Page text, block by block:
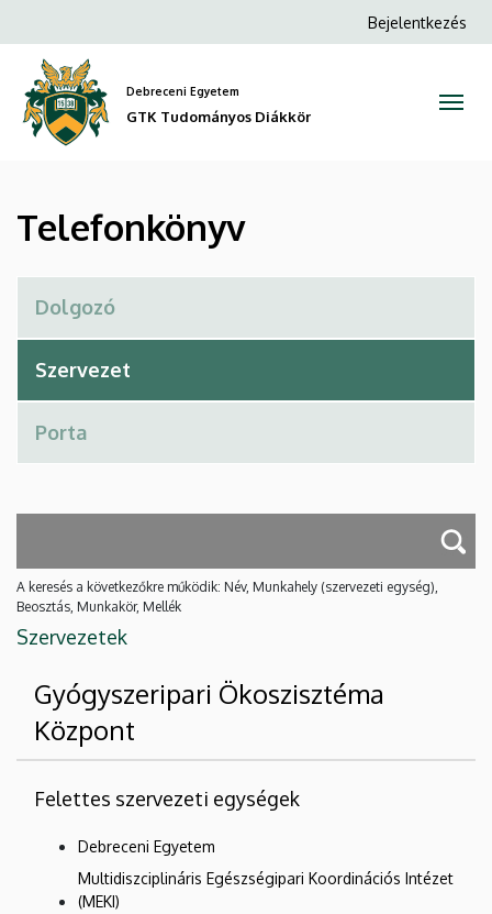
GTK
Tudományos
Diákkör
a
tartalomra
Anonim
Bejelentkezés
Debreceni Egyetem
GTK Tudományos Diákkör
Telefonkönyv
A keresés a következőkre működik: Név, Munkahely (szervezeti egység),
Beosztás, Munkakör, Mellék
Szervezetek
Gyógyszeripari Ökoszisztéma
Központ
Felettes szervezeti egységek
Debreceni Egyetem
Multidiszciplináris Egészségipari Koordinációs Intézet
(MEKI)